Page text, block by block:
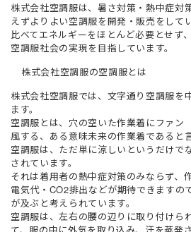
株式会社空調服は、暑さ対策・熱中症対
えずよりよい空調服を開発・販売をして
比べてエネルギーをほとんど必要とせず
空調服社会の実現を目指しています。
株式会社空調服の空調服とは
株式会社空調服では、文字通り空調服を
ます。
空調服とは、穴の空いた作業着にファン
風する、ある意味未来の作業着であると
空調服は、ただ単に涼しいというだけで
されています。
それは着用者の熱中症対策のみならず、
電気代・CO2排出などが期待できますの
が及ぶと考えられています。
空調服は、左右の腰の辺りに取り付けら